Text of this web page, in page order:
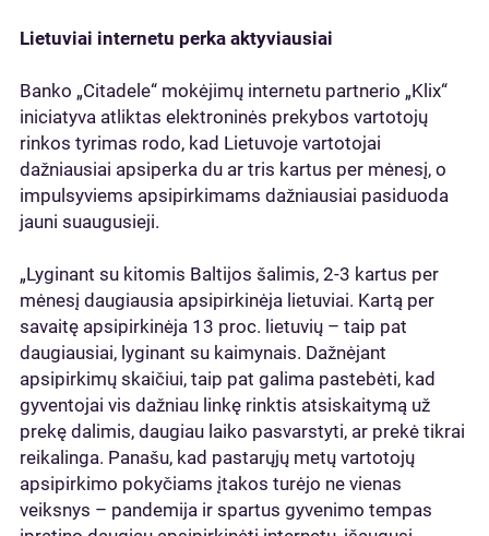
Lietuviai internetu perka aktyviausiai
Banko „Citadele“ mokėjimų internetu partnerio „Klix“
iniciatyva atliktas elektroninės prekybos vartotojų
rinkos tyrimas rodo, kad Lietuvoje vartotojai
dažniausiai apsiperka du ar tris kartus per mėnesį, o
impulsyviems apsipirkimams dažniausiai pasiduoda
jauni suaugusieji.
„Lyginant su kitomis Baltijos šalimis, 2-3 kartus per
mėnesį daugiausia apsipirkinėja lietuviai. Kartą per
savaitę apsipirkinėja 13 proc. lietuvių – taip pat
daugiausiai, lyginant su kaimynais. Dažnėjant
apsipirkimų skaičiui, taip pat galima pastebėti, kad
gyventojai vis dažniau linkę rinktis atsiskaitymą už
prekę dalimis, daugiau laiko pasvarstyti, ar prekė tikrai
reikalinga. Panašu, kad pastarųjų metų vartotojų
apsipirkimo pokyčiams įtakos turėjo ne vienas
veiksnys – pandemija ir spartus gyvenimo tempas